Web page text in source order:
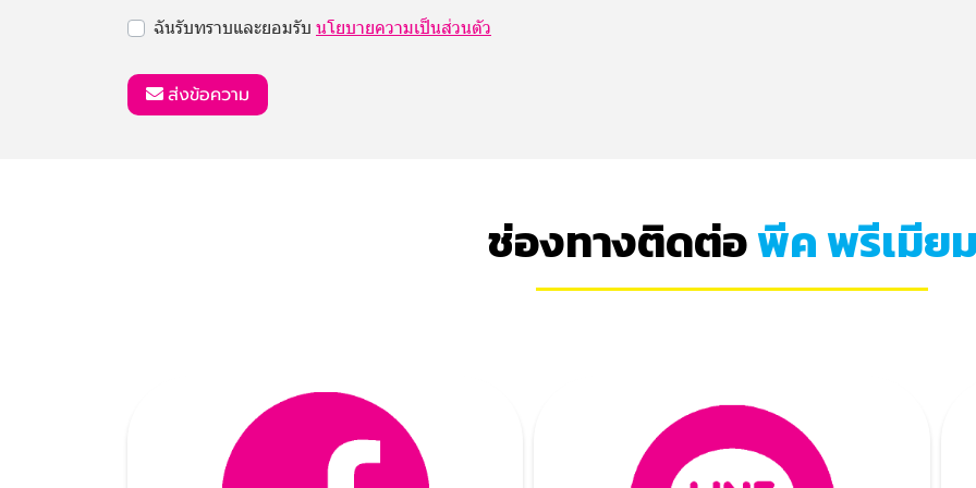
ฉันรับทราบและยอมรับ นโยบายความเป็นส่วนตัว
ส่งข้อความ
ช่องทางติดต่อพีค พรีเมีย